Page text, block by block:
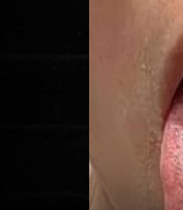
ANIMÁCIÓS